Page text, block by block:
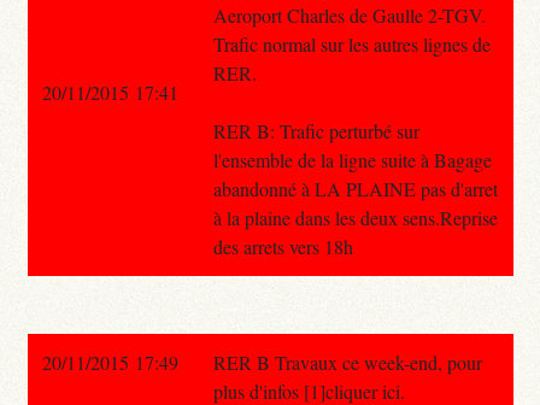
Aeroport Charles de Gaulle 2-TGV.
Trafic normal sur les autres lignes de
RER.
RER B: Trafic perturbé sur
l'ensemble de la ligne suite à Bagage
abandonné à LA PLAINE pas d'arret
à la plaine dans les deux sens.Reprise
des arrets vers 18h
20/11/2015 17:41
20/11/2015 17:49
RER B Travaux ce week-end, pour
plus d'infos [1]cliquer ici.